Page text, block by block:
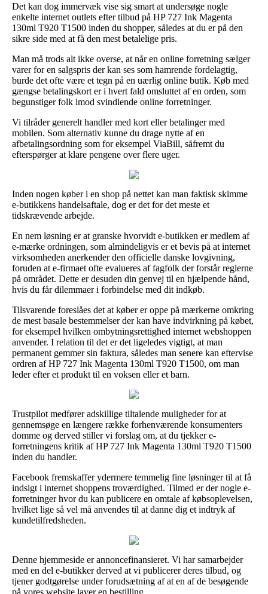
Det kan dog immervæk vise sig smart at undersøge nogle
enkelte internet outlets efter tilbud på HP 727 Ink Magenta
130ml T920 T1500 inden du shopper, således at du er på den
sikre side med at få den mest betalelige pris.
Man må trods alt ikke overse, at når en online forretning sælger
varer for en salgspris der kan ses som hamrende fordelagtig,
burde det ofte være et tegn på en uærlig online butik. Køb med
gængse betalingskort er i hvert fald omsluttet af en orden, som
begunstiger folk imod svindlende online forretninger.
Vi tilråder generelt handler med kort eller betalinger med
mobilen. Som alternativ kunne du drage nytte af en
afbetalingsordning som for eksempel ViaBill, såfremt du
efterspørger at klare pengene over flere uger.
Inden nogen køber i en shop på nettet kan man faktisk skimme
e-butikkens handelsaftale, dog er det for det meste et
tidskrævende arbejde.
En nem løsning er at granske hvorvidt e-butikken er medlem af
e-mærke ordningen, som almindeligvis er et bevis på at internet
virksomheden anerkender den officielle danske lovgivning,
foruden at e-firmaet ofte evalueres af fagfolk der forstår reglerne
på området. Dette er desuden din genvej til en hjælpende hånd,
hvis du får dilemmaer i forbindelse med dit indkøb.
Tilsvarende foreslåes det at køber er oppe på mærkerne omkring
de mest basale bestemmelser der kan have indvirkning på købet,
for eksempel hvilken ombytningsrettighed internet webshoppen
anvender. I relation til det er det ligeledes vigtigt, at man
permanent gemmer sin faktura, således man senere kan eftervise
ordren af HP 727 Ink Magenta 130ml T920 T1500, om man
leder efter et produkt til en voksen eller et barn.
Trustpilot medfører adskillige tiltalende muligheder for at
gennemsøge en længere række forhenværende konsumenters
domme og derved stiller vi forslag om, at du tjekker e-
forretningens kritik af HP 727 Ink Magenta 130ml T920 T1500
inden du handler.
Facebook fremskaffer ydermere temmelig fine løsninger til at få
indsigt i internet shoppens troværdighed. Tilmed er der nogle e-
forretninger hvor du kan publicere en omtale af købsoplevelsen,
hvilket lige så vel må anvendes til at danne dig et indtryk af
kundetilfredsheden.
Denne hjemmeside er annoncefinansieret. Vi har samarbejder
med en del e-butikker derved at vi publicerer deres tilbud, og
tjener godtgørelse under forudsætning af at en af de besøgende
på vores website laver en bestilling.